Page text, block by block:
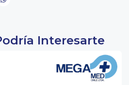
Interesarte